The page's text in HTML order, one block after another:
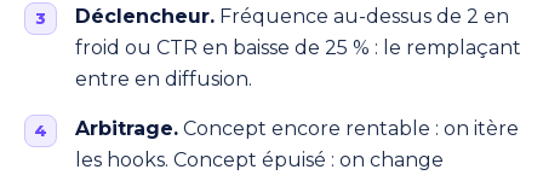
Déclencheur. Fréquence au-dessus de 2 en
froid ou CTR en baisse de 25 % : le remplaçant
entre en diffusion.
Arbitrage. Concept encore rentable : on itère
les hooks. Concept épuisé : on change